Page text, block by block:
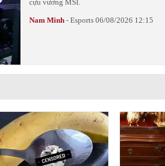
cựu vương MSI.
Nam Minh - Esports 06/08/2026 12:15